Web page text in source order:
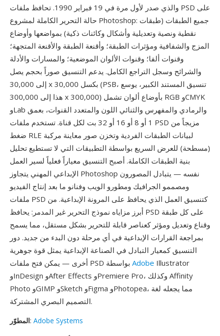
والذي صدر لأول مرة في 19 فبراير 1990. تحافظ ملفات PSD على
حالة التحرير الكاملة لمشروع Photoshop: جميع الطبقات (طبقات
نقطية ونصية وتعديلية وأشكال وكائنات ذكية) بمواضعها وأوضاع
المزج والشفافية ومؤثرات الطبقة؛ وأقنعة الطبقة والأقنعة المتجهة؛
وقنوات ألفا؛ وقنوات الألوان الموضعية؛ والمسارات والأدلة
والشرائح وسجل التراجع الكامل. يدعم التنسيق صوراً بحجم يصل
إلى 30,000 x 30,000 بكسل (PSB، تنسيق المستند الكبير، يوسع
هذا إلى 300,000 x 300,000) بأوضاع ألوان تشمل RGB وCMYK
وLab والرمادي والمفهرس والثنائي اللون والمتعدد القنوات، بعمق
1 أو 8 أو 16 أو 32 بت لكل قناة. تستخدم ملفات PSD مزيجاً من
ضغط RLE لبيانات الطبقات الفردية وتخزن صور معاينة مركبة
(مسطحة) للعرض السريع بواسطة التطبيقات التي لا تستطيع تحليل
بنية الطبقات الكاملة. أصبح التنسيق معياراً فعلياً لسير العمل
الإبداعي المهني يتجاوز Photoshop نفسه — يتبادل المصورون
ومصممو الجرافيك ومطورو الويب وفنانو ما بعد إنتاج الفيديو
ملفات PSD كتنسيق العمل الذي يحافظ على المرونة الإبداعية. من
أبرز مزاياه نموذج التحرير غير المدمر: يحافظ PSD على كل طبقة
وقناع وتعديل ومؤثر كعناصر قابلة للتحرير بشكل مستقل، مما يسمح
بمراجعة القرارات الإبداعية في أي مرحلة دون البدء من جديد. دور
التنسيق كمعيار التبادل في الصناعة الإبداعية يمثل قوة جوهرية
Adobe Illustrator
وInDesign وAfter Effects وPremiere Pro، وكذلك Affinity
Photo وGIMP وSketch وFigma وPhotopea، مما يجعله لغة
التصميم البصري المشتركة.
المطوّر: Adobe Systems